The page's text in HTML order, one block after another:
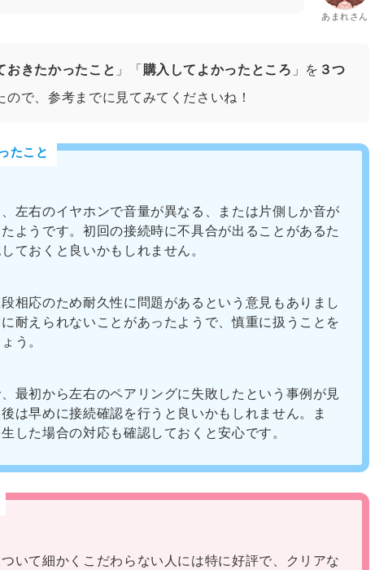
あまれさん
おきたかったこと 」「購入してよかったところ 」を ３つ
ので、参考までに見てみてくださいね！
たこと
左右のイヤホンで音量が異なる、または片側しか音が
ようです。初回の接続時に不具合が出ることがあるた
ておくと良いかもしれません。
相応のため耐久性に問題があるという意見もありまし
耐えられないことがあったようで、慎重に扱うことを
う。
最初から左右のペアリングに失敗したという事例が見
は早めに接続確認を行うと良いかもしれません。ま
した場合の対応も確認しておくと安心です。
いて細かくこだわらない人には特に好評で、クリアな